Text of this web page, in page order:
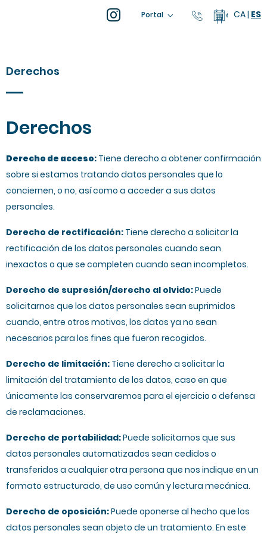
Portal 93 805 04
CA| ES
Derechos
Derechos
Derecho de acceso: Tiene derecho a obtener confirmación
sobre si estamos tratando datos personales que lo
conciernen, o no, así como a acceder a sus datos
personales.
Derecho de rectificación: Tiene derecho a solicitar la
rectificación de los datos personales cuando sean
inexactos o que se completen cuando sean incompletos.
Derecho de supresión/derecho al olvido:Puede
solicitarnos que los datos personales sean suprimidos
cuando, entre otros motivos, los datos ya no sean
necesarios para los fines que fueron recogidos.
Derecho de limitación: Tiene derecho a solicitar la
limitación del tratamiento de los datos, caso en que
únicamente las conservaremos para el ejercicio o defensa
de reclamaciones.
Derecho de portabilidad:Puede solicitarnos que sus
datos personales automatizados sean cedidos o
transferidos a cualquier otra persona que nos indique en un
formato estructurado, de uso común y lectura mecánica.
Derecho de oposición:Puede oponerse al hecho que los
datos personales sean objeto de un tratamiento. En este